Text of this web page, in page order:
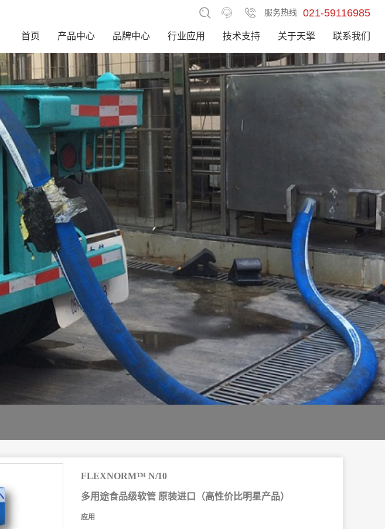
服务热线 021-59116985
首页 产品中心 品牌中心 行业应用 技术支持 关于天擎 联系我们
FLEXNORM™ N/10
多用途食品级软管 原装进口（高性价比明星产品）
应用